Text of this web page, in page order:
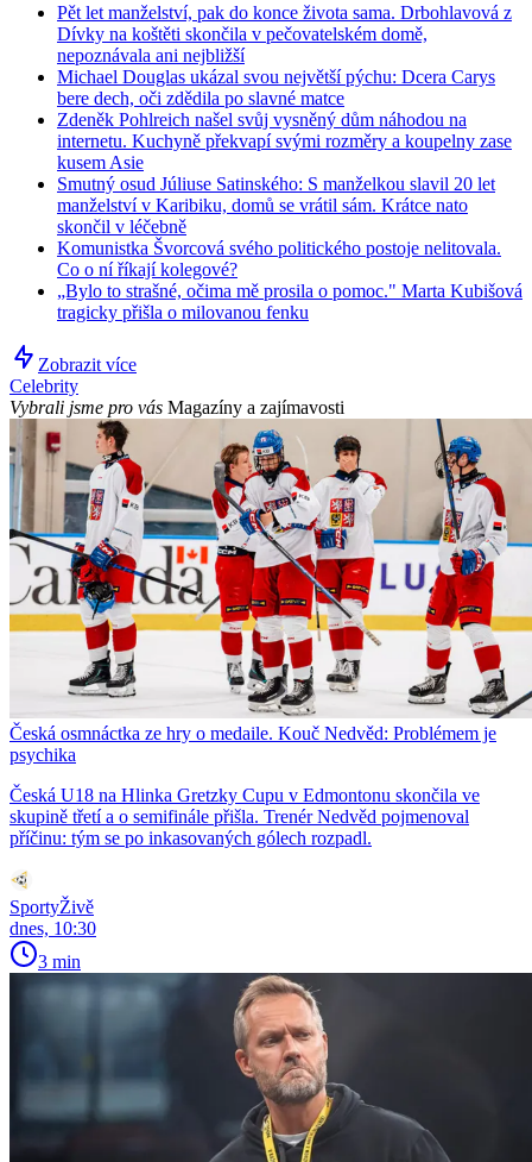
Pět let manželství, pak do konce života sama. Drbohlavová z
Dívky na koštěti skončila v pečovatelském domě,
nepoznávala ani nejbližší
Michael Douglas ukázal svou největší pýchu: Dcera Carys
bere dech, oči zdědila po slavné matce
Zdeněk Pohlreich našel svůj vysněný dům náhodou na
internetu. Kuchyně překvapí svými rozměry a koupelny zase
kusem Asie
Smutný osud Júliuse Satinského: S manželkou slavil 20 let
manželství v Karibiku, domů se vrátil sám. Krátce nato
skončil v léčebně
Komunistka Švorcová svého politického postoje nelitovala.
Co o ní říkají kolegové?
„Bylo to strašné, očima mě prosila o pomoc." Marta Kubišová
tragicky přišla o milovanou fenku
Zobrazit více
Celebrity
Vybrali jsme pro vás Magazíny a zajímavosti
Česká osmnáctka ze hry o medaile. Kouč Nedvěd: Problémem je
psychika
Česká U18 na Hlinka Gretzky Cupu v Edmontonu skončila ve
skupině třetí a o semifinále přišla. Trenér Nedvěd pojmenoval
příčinu: tým se po inkasovaných gólech rozpadl.
SportyŽivě
dnes, 10:30
3 min